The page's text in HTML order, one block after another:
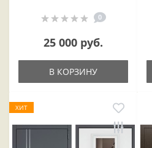
0
25 000 руб.
В КОРЗИНУ
ХИТ